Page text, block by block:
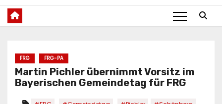
FRG FRG-PA
Martin Pichler übernimmt Vorsitz im
Bayerischen Gemeindetag für FRG